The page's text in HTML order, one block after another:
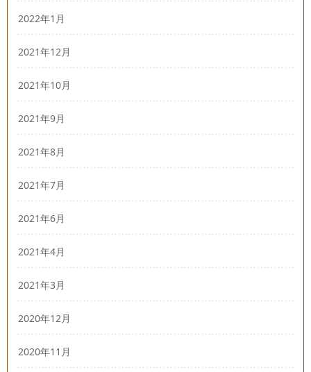
2022年1月
2021年12月
2021年10月
2021年9月
2021年8月
2021年7月
2021年6月
2021年4月
2021年3月
2020年12月
2020年11月